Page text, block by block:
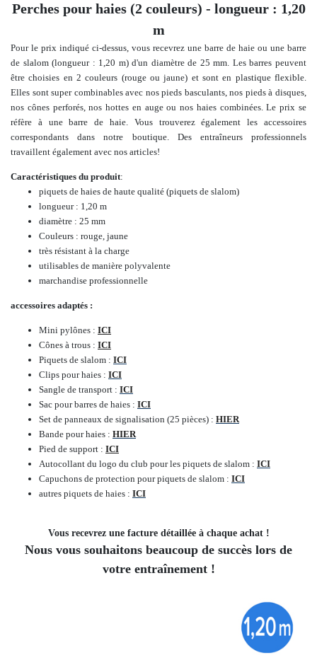
Perches pour haies (2 couleurs) - longueur : 1,20
m
Pour le prix indiqué ci-dessus, vous recevrez une barre de haie ou une barre
de slalom (longueur : 1,20 m) d'un diamètre de 25 mm. Les barres peuvent
être choisies en 2 couleurs (rouge ou jaune) et sont en plastique flexible.
Elles sont super combinables avec nos pieds basculants, nos pieds à disques,
nos cônes perforés, nos hottes en auge ou nos haies combinées. Le prix se
réfère à une barre de haie. Vous trouverez également les accessoires
correspondants dans notre boutique. Des entraîneurs professionnels
travaillent également avec nos articles!
Caractéristiques du produit:
piquets de haies de haute qualité (piquets de slalom)
longueur : 1,20 m
diamètre : 25 mm
Couleurs : rouge, jaune
très résistant à la charge
utilisables de manière polyvalente
marchandise professionnelle
accessoires adaptés :
Mini pylônes : ICI
Cônes à trous : ICI
Piquets de slalom : ICI
Clips pour haies : ICI
Sangle de transport : ICI
Sac pour barres de haies : ICI
Set de panneaux de signalisation (25 pièces) : HIER
Bande pour haies : HIER
Pied de support : ICI
Autocollant du logo du club pour les piquets de slalom : ICI
Capuchons de protection pour piquets de slalom : ICI
autres piquets de haies : ICI
Vous recevrez une facture détaillée à chaque achat !
Nous vous souhaitons beaucoup de succès lors de
votre entraînement !